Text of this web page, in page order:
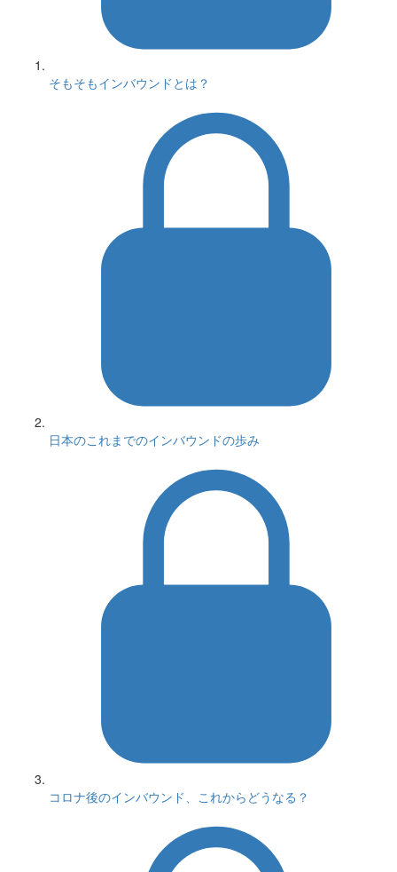
そもそもインバウンドとは？
日本のこれまでのインバウンドの歩み
コロナ後のインバウンド、これからどうなる？